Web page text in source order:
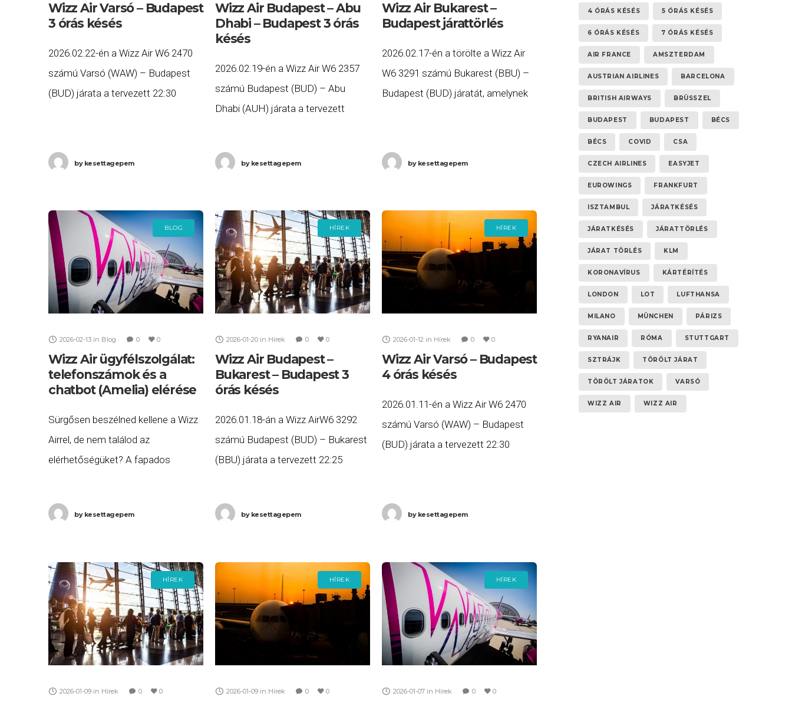
Wizz Air Varsó – Budapest
3 órás késés
2026.02.22-én a Wizz Air W6 2470
számú Varsó (WAW) – Budapest
(BUD) járata a tervezett 22:30
meg Budapestre. Ha Ön
bykesettagepem
Wizz Air Budapest – Abu
Dhabi – Budapest 3 órás
késés
2026.02.19-én a Wizz Air W6 2357
számú Budapest (BUD) – Abu
Dhabi (AUH) járata a tervezett
meg Abu Dhabiba,
bykesettagepem
Wizz Air Bukarest –
Budapest járattörlés
2026.02.17-én a törölte a Wizz Air
W6 3291 számú Bukarest (BBU) –
Budapest (BUD) járatát, amelynek
minél előbb
bykesettagepem
BLOG
2026-02-13 in Blog 0 0
Wizz Air ügyfélszolgálat:
telefonszámok és a
chatbot (Amelia) elérése
Sürgősen beszélned kellene a Wizz
Airrel, de nem találod az
elérhetőségüket? A fapados
felér egy kisebb kalandtúrával.
lehetőségeket, hogy ne kelljen
bykesettagepem
HÍREK
2026-01-20 in Hírek 0 0
Wizz Air Budapest –
Bukarest – Budapest 3
órás késés
2026.01.18-án a Wizz AirW6 3292
számú Budapest (BUD) – Bukarest
(BBU) járata a tervezett 22:25
meg Bukarestbe, majd a W6
bykesettagepem
HÍREK
2026-01-12 in Hírek 0 0
Wizz Air Varsó – Budapest
4 órás késés
2026.01.11-én a Wizz Air W6 2470
számú Varsó (WAW) – Budapest
(BUD) járata a tervezett 22:30
Budapestre. Ha Ön a
bykesettagepem
HÍREK
2026-01-09 in Hírek 0 0
HÍREK
2026-01-09 in Hírek 0 0
HÍREK
2026-01-07 in Hírek 0 0
4 ÓRÁS KÉSÉS 5 ÓRÁS KÉSÉS
6 ÓRÁS KÉSÉS 7 ÓRÁS KÉSÉS
AIR FRANCE AMSZTERDAM
AUSTRIAN AIRLINES BARCELONA
BRITISH AIRWAYS BRÜSSZEL
BUDAPEST BUDAPEST BÉCS
BÉCS COVID CSA
CZECH AIRLINES EASYJET
EUROWINGS FRANKFURT
ISZTAMBUL JÁRATKÉSÉS
JÁRATKÉSÉS JÁRATTÖRLÉS
JÁRAT TÖRLÉS KLM
KORONAVÍRUS KÁRTÉRÍTÉS
LONDON LOT LUFTHANSA
MILANO MÜNCHEN PÁRIZS
RYANAIR RÓMA STUTTGART
SZTRÁJK TÖRÖLT JÁRAT
TÖRÖLT JÁRATOK VARSÓ
WIZZ AIR WIZZ AIR